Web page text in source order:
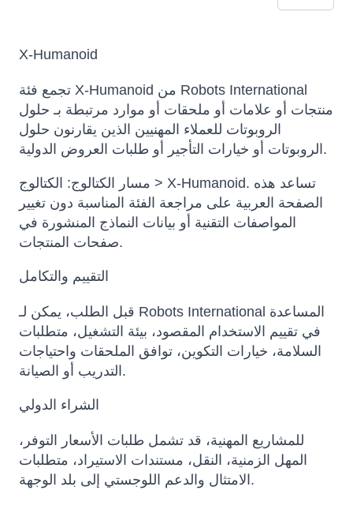
X-Humanoid
تجمع فئة X-Humanoid من Robots International
منتجات أو علامات أو ملحقات أو موارد مرتبطة بـ حلول
الروبوتات للعملاء المهنيين الذين يقارنون حلول
الروبوتات أو خيارات التأجير أو طلبات العروض الدولية.
مسار الكتالوج: الكتالوج > X-Humanoid. تساعد هذه
الصفحة العربية على مراجعة الفئة المناسبة دون تغيير
المواصفات التقنية أو بيانات النماذج المنشورة في
صفحات المنتجات.
التقييم والتكامل
قبل الطلب، يمكن لـ Robots International المساعدة
في تقييم الاستخدام المقصود، بيئة التشغيل، متطلبات
السلامة، خيارات التكوين، توافق الملحقات واحتياجات
التدريب أو الصيانة.
الشراء الدولي
للمشاريع المهنية، قد تشمل طلبات الأسعار التوفر،
المهل الزمنية، النقل، مستندات الاستيراد، متطلبات
الامتثال والدعم اللوجستي إلى بلد الوجهة.